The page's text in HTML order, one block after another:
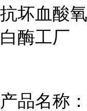
抗坏血酸
白酶工厂
产品名称